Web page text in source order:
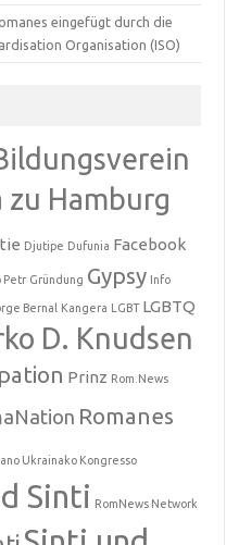
eingefügt durch die
Organisation (ISO)
zu Hamburg
Djutipe Dufunia Facebook
Petr Gründung Gypsy Info
Bernal Kangera LGBT LGBTQ
D. Knudsen
Prinz Rom.News
Romanes
Ukrainako Kongresso
Sinti RomNews Network